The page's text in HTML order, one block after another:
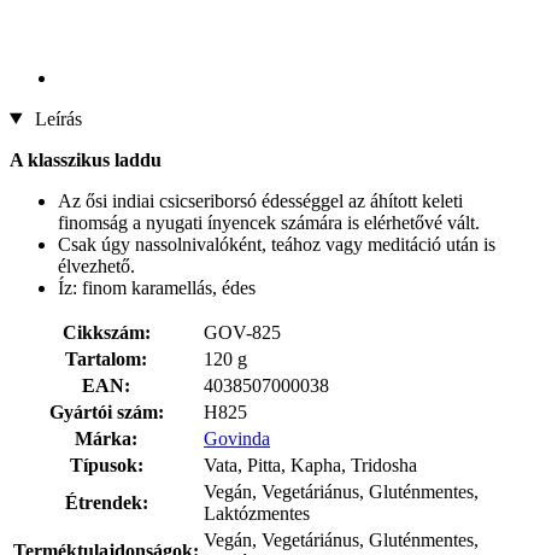
Leírás
A klasszikus laddu
Az ősi indiai csicseriborsó édességgel az áhított keleti
finomság a nyugati ínyencek számára is elérhetővé vált.
Csak úgy nassolnivalóként, teához vagy meditáció után is
élvezhető.
Íz: finom karamellás, édes
Cikkszám:
GOV-825
Tartalom:
120 g
EAN:
4038507000038
Gyártói szám:
H825
Márka:
Govinda
Típusok:
Vata, Pitta, Kapha, Tridosha
Étrendek:
Vegán, Vegetáriánus, Gluténmentes,
Laktózmentes
Terméktulajdonságok:
Vegán, Vegetáriánus, Gluténmentes,